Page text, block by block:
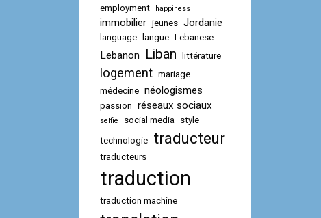
employment happiness
immobilier jeunes Jordanie
language langue Lebanese
Lebanon Liban littérature
logement mariage
médecine néologismes
passion réseaux sociaux
selfie social media style
technologie traducteur
traducteurs
traduction
traduction machine